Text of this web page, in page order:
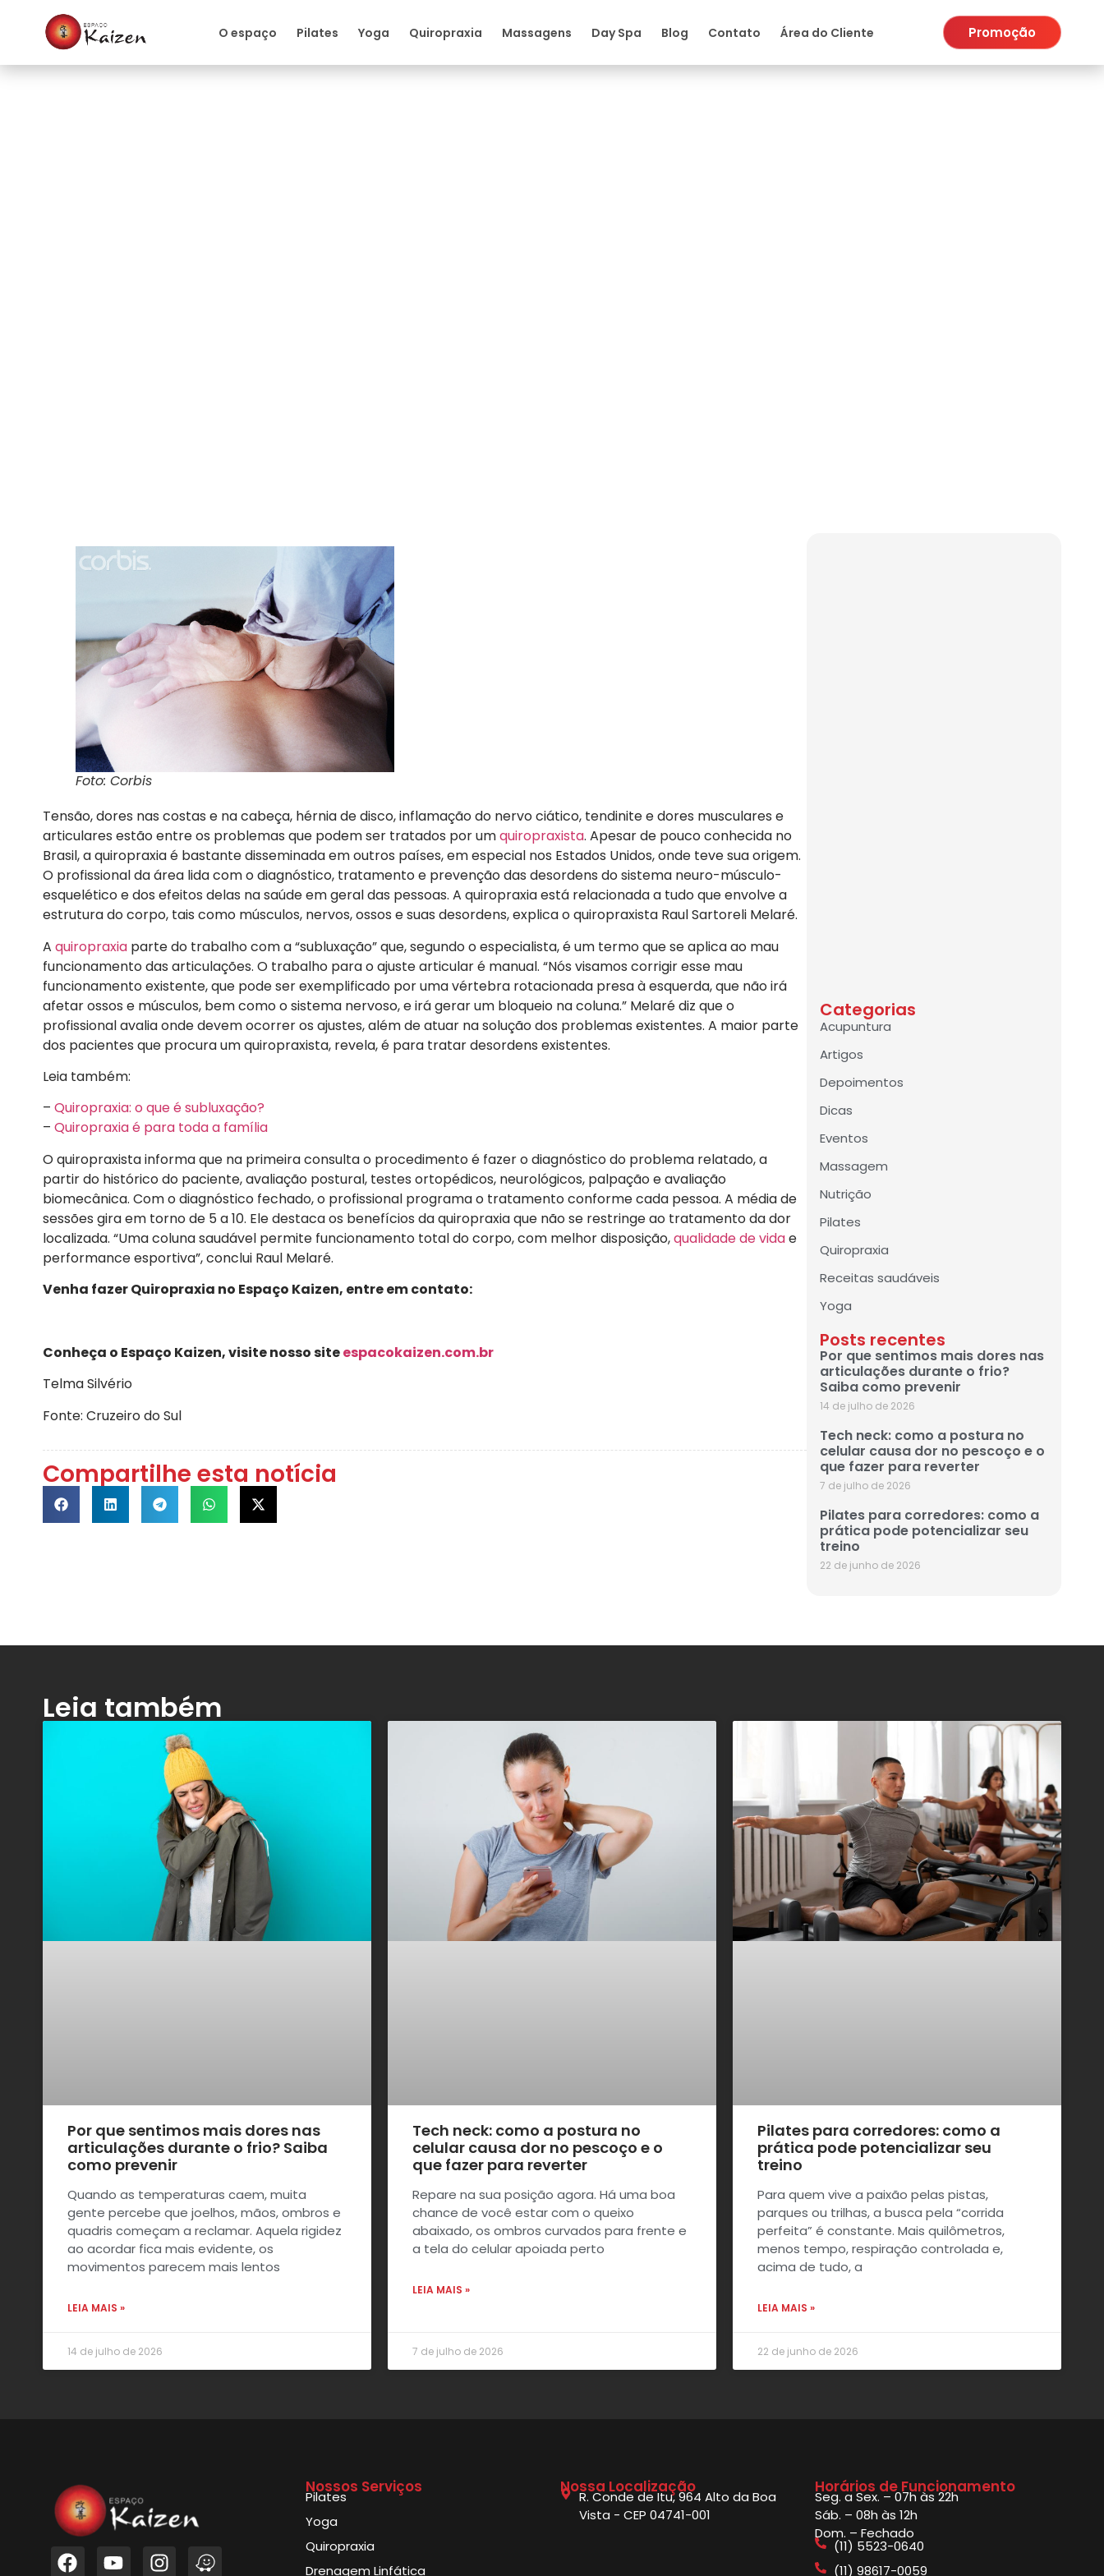
O espaço Pilates Yoga Quiropraxia Massagens Day Spa Blog Contato Área do Cliente Promoção
Foto: Corbis
Tensão, dores nas costas e na cabeça, hérnia de disco, inflamação do nervo ciático, tendinite e dores musculares e
articulares estão entre os problemas que podem ser tratados por umquiropraxista. Apesar de pouco conhecida no
Brasil, a quiropraxia é bastante disseminada em outros países, em especial nos Estados Unidos, onde teve sua origem.
O profissional da área lida com o diagnóstico, tratamento e prevenção das desordens do sistema neuro-músculo-
esquelético e dos efeitos delas na saúde em geral das pessoas. A quiropraxia está relacionada a tudo que envolve a
estrutura do corpo, tais como músculos, nervos, ossos e suas desordens, explica o quiropraxista Raul Sartoreli Melaré.
A quiropraxia parte do trabalho com a “subluxação” que, segundo o especialista, é um termo que se aplica ao mau
funcionamento das articulações. O trabalho para o ajuste articular é manual. “Nós visamos corrigir esse mau
funcionamento existente, que pode ser exemplificado por uma vértebra rotacionada presa à esquerda, que não irá
afetar ossos e músculos, bem como o sistema nervoso, e irá gerar um bloqueio na coluna.” Melaré diz que o
profissional avalia onde devem ocorrer os ajustes, além de atuar na solução dos problemas existentes. A maior parte
dos pacientes que procura um quiropraxista, revela, é para tratar desordens existentes.
Leia também:
– Quiropraxia: o que é subluxação?
– Quiropraxia é para toda a família
O quiropraxista informa que na primeira consulta o procedimento é fazer o diagnóstico do problema relatado, a
partir do histórico do paciente, avaliação postural, testes ortopédicos, neurológicos, palpação e avaliação
biomecânica. Com o diagnóstico fechado, o profissional programa o tratamento conforme cada pessoa. A média de
sessões gira em torno de 5 a 10. Ele destaca os benefícios da quiropraxia que não se restringe ao tratamento da dor
localizada. “Uma coluna saudável permite funcionamento total do corpo, com melhor disposição,qualidade de vidae
performance esportiva”, conclui Raul Melaré.
Venha fazer Quiropraxia no Espaço Kaizen, entre em contato:
Conheça o Espaço Kaizen, visite nosso siteespacokaizen.com.br
Telma Silvério
Fonte: Cruzeiro do Sul
Compartilhe esta notícia
Categorias
Acupuntura
Artigos
Depoimentos
Dicas
Eventos
Massagem
Nutrição
Pilates
Quiropraxia
Receitas saudáveis
Yoga
Posts recentes
Por que sentimos mais dores nas
articulações durante o frio?
Saiba como prevenir
14 de julho de 2026
Tech neck: como a postura no
celular causa dor no pescoço e o
que fazer para reverter
7 de julho de 2026
Pilates para corredores: como a
prática pode potencializar seu
treino
22 de junho de 2026
Leia também
Por que sentimos mais dores nas
articulações durante o frio? Saiba
como prevenir
Quando as temperaturas caem, muita
gente percebe que joelhos, mãos, ombros e
quadris começam a reclamar. Aquela rigidez
ao acordar fica mais evidente, os
movimentos parecem mais lentos
LEIA MAIS »
14 de julho de 2026
Tech neck: como a postura no
celular causa dor no pescoço e o
que fazer para reverter
Repare na sua posição agora. Há uma boa
chance de você estar com o queixo
abaixado, os ombros curvados para frente e
a tela do celular apoiada perto
LEIA MAIS »
7 de julho de 2026
Pilates para corredores: como a
prática pode potencializar seu
treino
Para quem vive a paixão pelas pistas,
parques ou trilhas, a busca pela “corrida
perfeita” é constante. Mais quilômetros,
menos tempo, respiração controlada e,
acima de tudo, a
LEIA MAIS »
22 de junho de 2026
Nossos Serviços
Pilates
Yoga
Quiropraxia
Drenagem Linfática
Nossa Localização
R. Conde de Itu, 964 Alto da Boa
Vista - CEP 04741-001
Horários de Funcionamento
Seg. a Sex. – 07h às 22h
Sáb. – 08h às 12h
Dom. – Fechado
(11) 5523-0640
(11) 98617-0059